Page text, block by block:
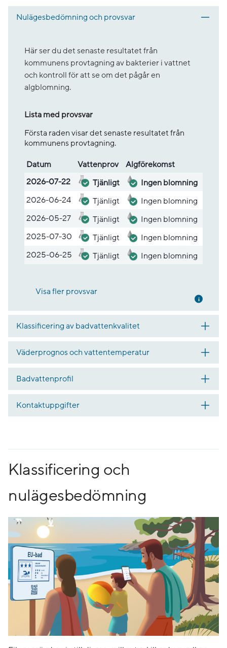
Nulägesbedömning och provsvar
Här ser du det senaste resultatet från
kommunens provtagning av bakterier i vattnet
och kontroll för att se om det pågår en
algblomning.
Lista med provsvar
Första raden visar det senaste resultatet från
kommunens provtagning.
Lista med provsvar
Datum Vatten­prov
Alg­före­komst
2026-07-22
Tjänligt
Ingen blomning
2026-06-24
Tjänligt
Ingen blomning
2026-05-27
Tjänligt
Ingen blomning
2025-07-30
Tjänligt
Ingen blomning
2025-06-25
Tjänligt Ingen blomning
Visa fler provsvar Mer
Klassificering av badvattenkvalitet
Väderprognos och vattentemperatur
Badvattenprofil
Kontaktuppgifter
Klassificering och
nulägesbedömning